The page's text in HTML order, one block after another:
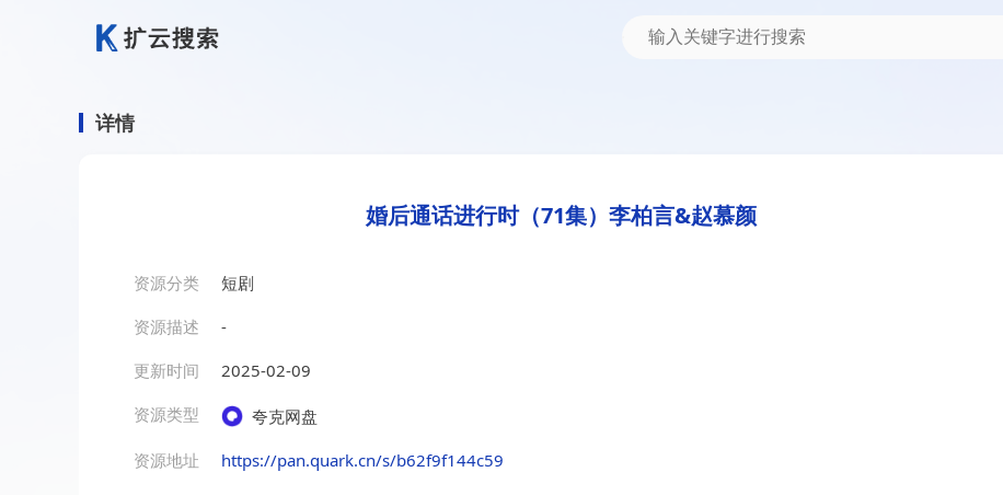
详情
婚后通话进行时（71集）李柏言&赵慕颜
资源分类
短剧
资源描述
-
更新时间
2025-02-09
资源类型
夸克网盘
资源地址
https://pan.quark.cn/s/b62f9f144c59